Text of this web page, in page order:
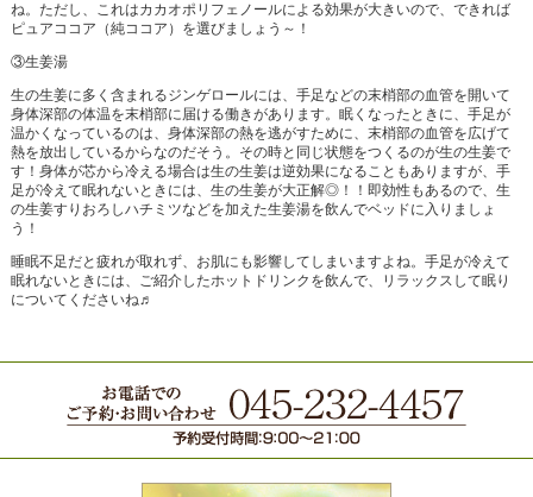
ね。ただし、これはカカオポリフェノールによる効果が大きいので、できれば
ピュアココア（純ココア）を選びましょう～！
③生姜湯
生の生姜に多く含まれるジンゲロールには、手足などの末梢部の血管を開いて
身体深部の体温を末梢部に届ける働きがあります。眠くなったときに、手足が
温かくなっているのは、身体深部の熱を逃がすために、末梢部の血管を広げて
熱を放出しているからなのだそう。その時と同じ状態をつくるのが生の生姜で
す！身体が芯から冷える場合は生の生姜は逆効果になることもありますが、手
足が冷えて眠れないときには、生の生姜が大正解◎！！即効性もあるので、生
の生姜すりおろしハチミツなどを加えた生姜湯を飲んでベッドに入りましょ
う！
睡眠不足だと疲れが取れず、お肌にも影響してしまいますよね。手足が冷えて
眠れないときには、ご紹介したホットドリンクを飲んで、リラックスして眠り
についてくださいね♬